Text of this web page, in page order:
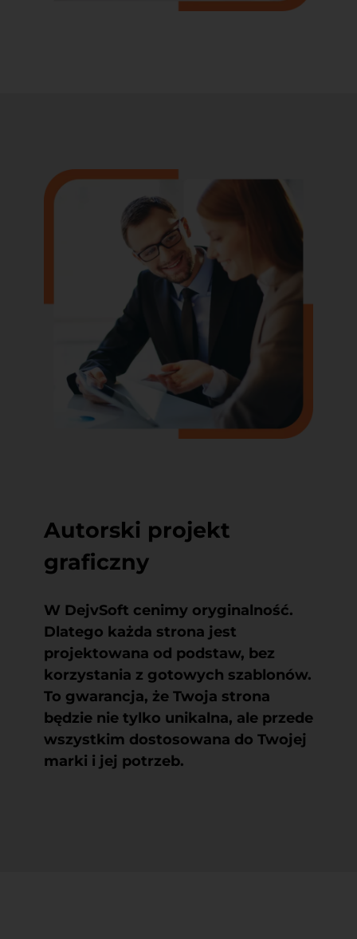
Autorski projekt
graficzny
W DejvSoft cenimy oryginalność.
Dlatego każda strona jest
projektowana od podstaw, bez
korzystania z gotowych szablonów.
To gwarancja, że Twoja strona
będzie nie tylko unikalna, ale przede
wszystkim dostosowana do Twojej
marki i jej potrzeb.